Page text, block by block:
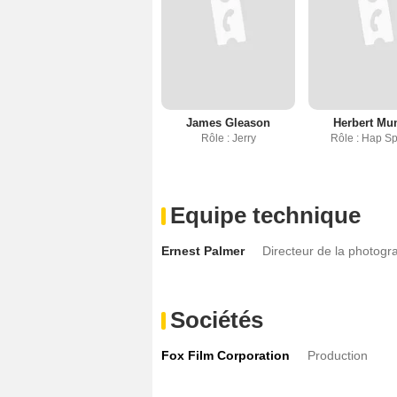
James Gleason
Rôle : Jerry
Herbert
Rôle : Hap
Equipe technique
Ernest Palmer Directeur de la
Sociétés
Fox Film Corporation Production